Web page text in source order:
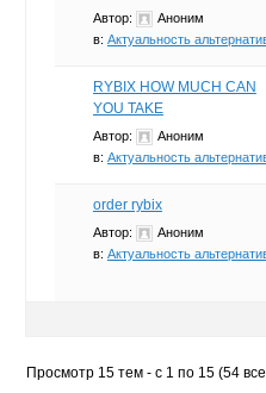
Автор:
Аноним
в: Актуальность
RYBIX HOW MUCH CAN
YOU TAKE
Автор:
Аноним
в: Актуальность
order rybix
Автор:
Аноним
в: Актуальность
Просмотр 15 тем - с 1 по 15 (54